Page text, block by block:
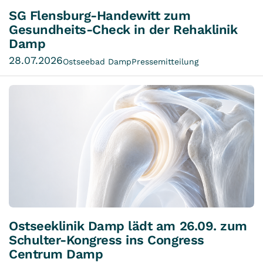
SG Flensburg-Handewitt zum
Gesundheits-Check in der Rehaklinik
Damp
28.07.2026Ostseebad DampPressemitteilung
Ostseeklinik Damp lädt am 26.09. zum
Schulter-Kongress ins Congress
Centrum Damp